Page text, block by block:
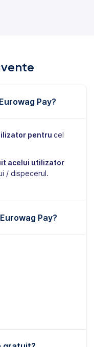
Pay?
pentru cel
acelui utilizator
/ dispecerul.
Pay?